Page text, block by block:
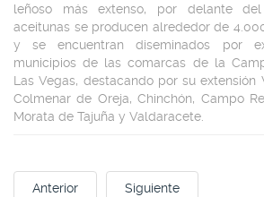
leñoso más extenso, por delante
aceitunas se producen alrededor de
y se encuentran diseminados por
municipios de las comarcas de la
Las Vegas, destacando por su extensión
Colmenar de Oreja, Chinchón, Campo
Morata de Tajuña y Valdaracete.
Anterior Siguiente